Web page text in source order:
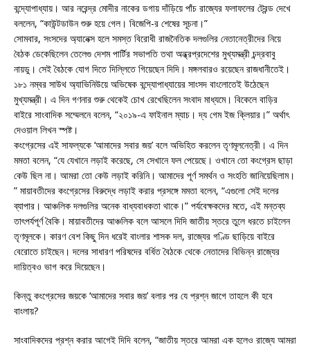
বন্দ্যোপাধ্যায়। আর নরেন্দ্র মোদীর নাকের ডগায় দাঁড়িয়ে পাঁচ রাজ্যের ফলাফলের ট্রেন্ড দেখে
বললেন, “কাউন্টডাউন শুরু হয়ে গেল। বিজেপি-র শেষের সূচনা।”
সোমবার, সংসদের অ্যানেক্স হলে সমস্ত বিরোধী রাজনৈতিক দলগুলির নেতানেত্রীদের নিয়ে
বৈঠক ডেকেছিলেন তেলেগু দেশম পার্টির সভাপতি তথা অন্ধ্রপ্রদেশের মুখ্যমন্ত্রী চন্দ্রবাবু
নায়ডু। সেই বৈঠকে যোগ দিতে দিল্লিতে গিয়েছেন দিদি। মঙ্গলবারও রয়েছেন রাজধানীতেই।
১৮১ নম্বর সাউথ অ্যাভিনিউয়ে অভিষেক বন্দ্যোপাধ্যায়ের সাংসদ বাংলোতেই উঠেছেন
মুখ্যমন্ত্রী। এ দিন গণনার শুরু থেকেই চোখ রেখেছিলেন সংবাদ মাধ্যমে। বিকেলে বাড়ির
বাইরে সাংবাদিক সম্মেলনে বলেন, “২০১৯-এ ফাইনাল ম্যাচ। দ্য গেম ইজ ক্লিয়ার।” অর্থাৎ
দেওয়াল লিখন স্পষ্ট।
কংগ্রেসের এই সাফল্যকে ‘আমাদের সবার জয়’ বলে অভিহিত করলেন তৃণমূলনেত্রী। এ দিন
মমতা বলেন, “যে যেখানে লড়াই করেছে, সে সেখানে ফল পেয়েছে। ওখানে তো কংগ্রেস ছাড়া
কেউ ছিল না। আমরা তো কেউ লড়াই করিনি। আমাদের পূর্ণ সমর্থন ও সংহতি জানিয়েছিলাম।
” মায়াবতীদের কংগ্রেসের বিরুদ্ধে লড়াই করার প্রসঙ্গে মমতা বলেন, “এগুলো সেই দলের
ব্যাপার। আঞ্চলিক দলগুলির অনেক বাধ্যবাধকতা থাকে।” পর্যবেক্ষকদের মতে, এই মন্তব্য
তাৎপর্যপূর্ণ বৈকি। মায়াবতীদের আঞ্চলিক বলে আসলে দিদি জাতীয় স্তরে তুলে ধরতে চাইলেন
তৃণমূলকে। কারণ বেশ কিছু দিন ধরেই বাংলার শাসক দল, রাজ্যের গণ্ডি ছাড়িয়ে বাইরে
বেরোতে চাইছেন। দলের সাধারণ পরিষদের বর্ধিত বৈঠকে থেকে নেতাদের বিভিন্ন রাজ্যের
দায়িত্বও ভাগ করে দিয়েছেন।
কিন্তু কংগ্রেসের জয়কে ‘আমাদের সবার জয়’ বলার পর যে প্রশ্ন জাগে তাহলে কী হবে
বাংলায়?
সাংবাদিকদের প্রশ্ন করার আগেই দিদি বলেন, “জাতীয় স্তরে আমরা এক হলেও রাজ্যে আমরা